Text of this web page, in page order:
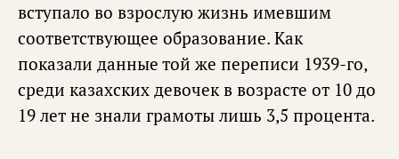
вступало во взрослую жизнь имевшим
соответствующее образование. Как
показали данные той же переписи 1939-го,
среди казахских девочек в возрасте от 10 до
19 лет не знали грамоты лишь 3,5 процента.